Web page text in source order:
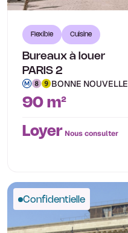
Flexible Cuisine
Bureaux à louer
PARIS 2
BONNE NOUVELLE
90 m²
Loyer Nous consulter
Confidentielle